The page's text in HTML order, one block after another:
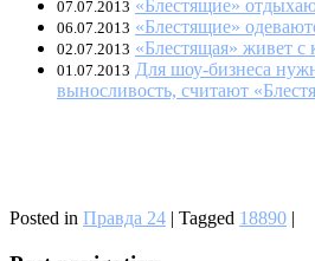
07.07.2013 «Блестящие»
06.07.2013 «Блестящие»
02.07.2013 «Блестящая» живет
01.07.2013 Для шоу-бизнеса
выносливость, считают
Posted in Правда 24 | Tagged 18890 |